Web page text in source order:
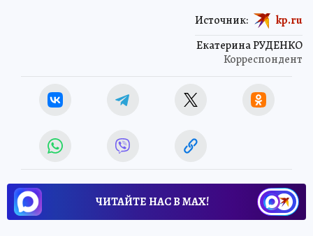
Екатерина РУДЕНКО
Корреспондент
Источник: kp.ru
ЧИТАЙТЕ НАС В МАХ!